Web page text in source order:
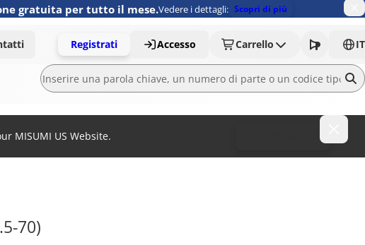
gratuita per tutto il mese.Vedere i dettagli: Scopri di più
Registrati Accesso Carrello IT
MISUMI US Website.
70)